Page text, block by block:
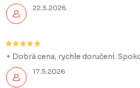
22.5.2026
17.5.2026
+ Dobrá cena, rychle doručení.